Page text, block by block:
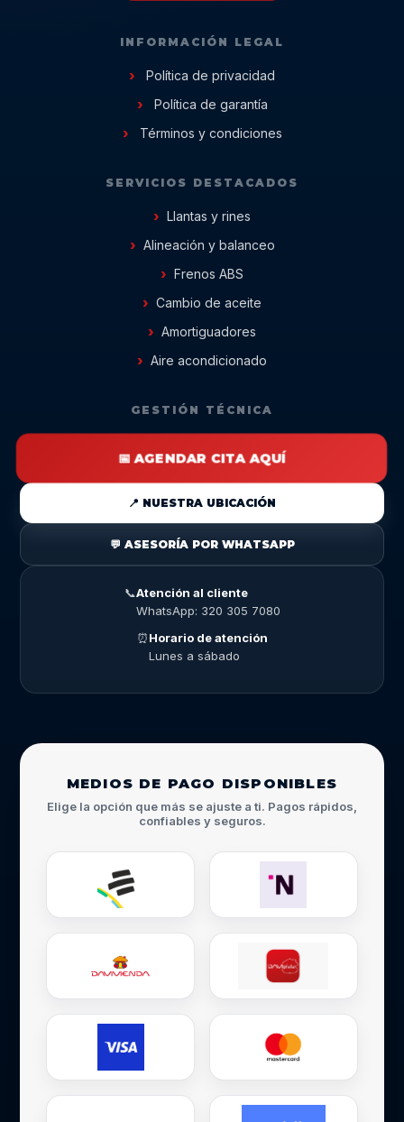
INFORMACIÓN LEGAL
Política de privacidad
Política de garantía
Términos y condiciones
SERVICIOS DESTACADOS
Llantas y rines
Alineación y balanceo
Frenos ABS
Cambio de aceite
Amortiguadores
Aire acondicionado
GESTIÓN TÉCNICA
📅 AGENDAR CITA AQUÍ
📍 NUESTRA UBICACIÓN
💬 ASESORÍA POR WHATSAPP
📞Atención al cliente
WhatsApp: 320 305 7080
⏰Horario de atención
Lunes a sábado
MEDIOS DE PAGO DISPONIBLES
Elige la opción que más se ajuste a ti. Pagos rápidos,
confiables y seguros.